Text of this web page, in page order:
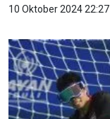
10 Oktober 2024 22:27